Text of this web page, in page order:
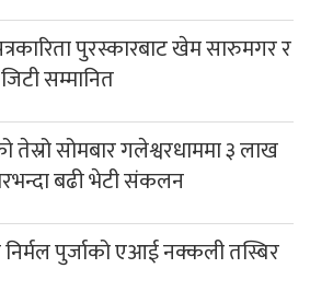
पुरस्कारबाट खेम सारुमगर र
सम्मानित
तेस्रो सोमबार गलेश्वरधाममा ३ लाख
बढी भेटी संकलन
पुर्जाको एआई नक्कली तस्बिर